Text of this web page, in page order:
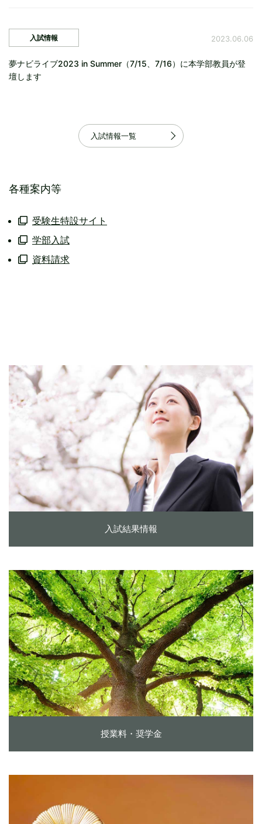
入試情報
夢ナビライブ2023 in Summer（7/15、7/16）に本学部教員が登
壇します
2023.06.06
入試情報一覧
各種案内等
受験生特設サイト
学部入試
資料請求
入試結果情報
授業料・奨学金